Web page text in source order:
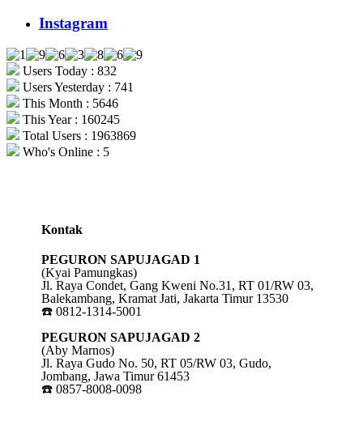
Instagram
Users Today : 832
Users Yesterday : 741
This Month : 5646
This Year : 160245
Total Users : 1963869
Who's Online : 5
Kontak
PEGURON SAPUJAGAD 1
(Kyai Pamungkas)
Jl. Raya Condet, Gang Kweni No.31, RT 01/RW 03,
Balekambang, Kramat Jati, Jakarta Timur 13530
☎️ 0812-1314-5001
PEGURON SAPUJAGAD 2
(Aby Marnos)
Jl. Raya Gudo No. 50, RT 05/RW 03, Gudo,
Jombang, Jawa Timur 61453
☎️ 0857-8008-0098